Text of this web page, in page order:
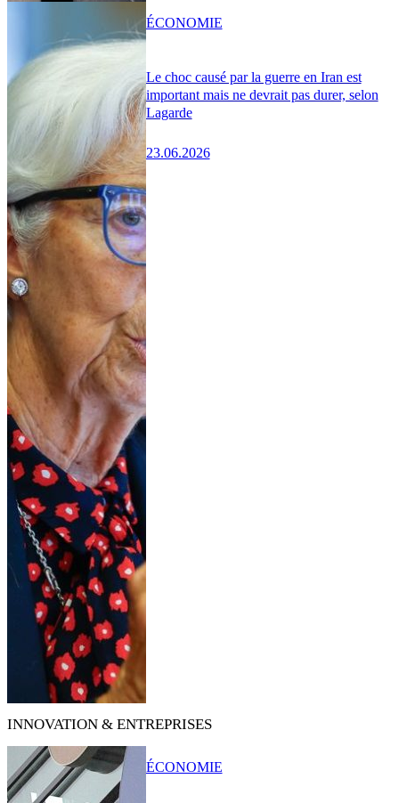
Le choc causé par la guerre en Iran est
important mais ne devrait pas durer, selon
Lagarde
23.06.2026
ÉCONOMIE
INNOVATION & ENTREPRISES
ÉCONOMIE